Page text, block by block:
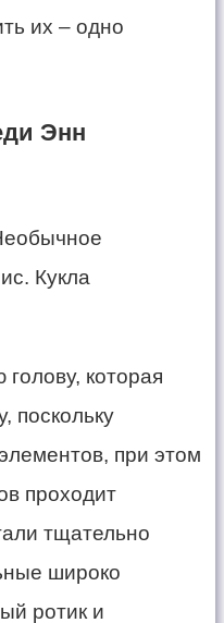
их – одно
Энн
которая
поскольку
при этом
проходит
тщательно
широко
ротик и